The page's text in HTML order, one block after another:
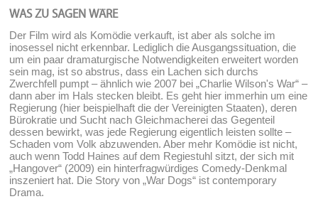
WAS ZU SAGEN WÄRE
Der Film wird als Komödie verkauft, ist aber als solche im
inosessel nicht erkennbar. Lediglich die Ausgangssituation, die
um ein paar dramaturgische Notwendigkeiten erweitert worden
sein mag, ist so abstrus, dass ein Lachen sich durchs
Zwerchfell pumpt – ähnlich wie 2007 bei „Charlie Wilson's War“ –
dann aber im Hals stecken bleibt. Es geht hier immerhin um eine
Regierung (hier beispielhaft die der Vereinigten Staaten), deren
Bürokratie und Sucht nach Gleichmacherei das Gegenteil
dessen bewirkt, was jede Regierung eigentlich leisten sollte –
Schaden vom Volk abzuwenden. Aber mehr Komödie ist nicht,
auch wenn Todd Haines auf dem Regiestuhl sitzt, der sich mit
„Hangover“ (2009) ein hinterfragwürdiges Comedy-Denkmal
inszeniert hat. Die Story von „War Dogs“ ist contemporary
Drama.